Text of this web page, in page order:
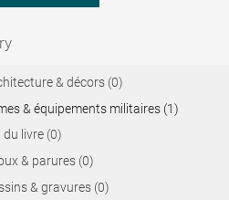
& décors (0)
& équipements militaires (1)
du livre (0)
& parures (0)
& gravures (0)